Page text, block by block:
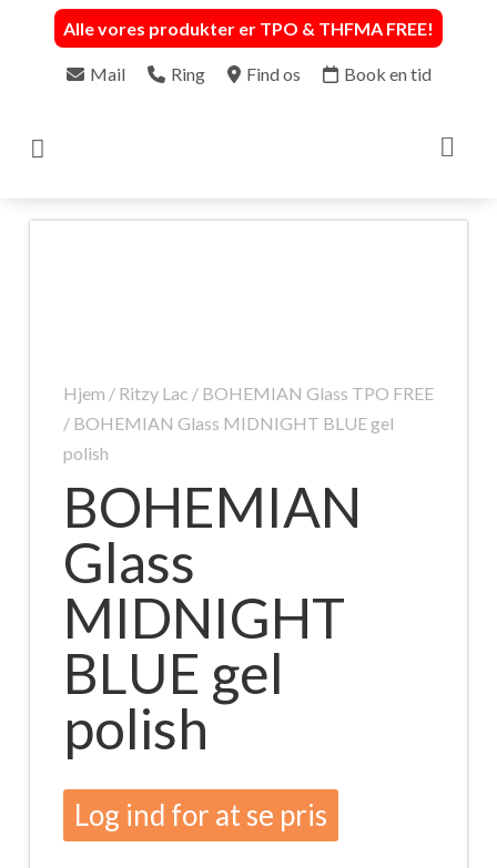
Alle vores produkter er TPO & THFMA FREE!
Mail Ring Find os Book en tid

Hjem / Ritzy Lac / BOHEMIAN Glass TPO FREE
/ BOHEMIAN Glass MIDNIGHT BLUE gel
polish
BOHEMIAN
Glass
MIDNIGHT
BLUE gel
polish
Log ind for at se pris